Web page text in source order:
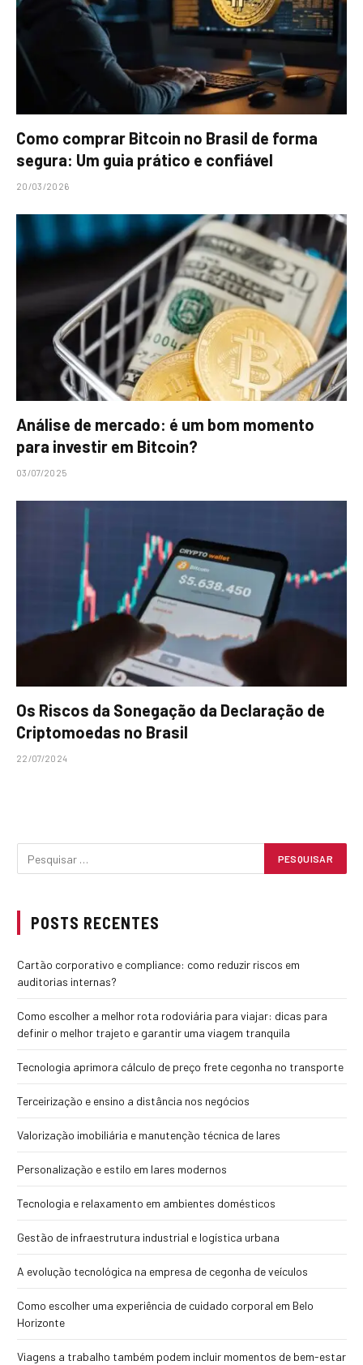
Como comprar Bitcoin no Brasil de forma
segura: Um guia prático e confiável
20/03/2026
Análise de mercado: é um bom momento
para investir em Bitcoin?
03/07/2025
Os Riscos da Sonegação da Declaração de
Criptomoedas no Brasil
22/07/2024
POSTS RECENTES
Cartão corporativo e compliance: como reduzir riscos em
auditorias internas?
Como escolher a melhor rota rodoviária para viajar: dicas para
definir o melhor trajeto e garantir uma viagem tranquila
Tecnologia aprimora cálculo de preço frete cegonha no transporte
Terceirização e ensino a distância nos negócios
Valorização imobiliária e manutenção técnica de lares
Personalização e estilo em lares modernos
Tecnologia e relaxamento em ambientes domésticos
Gestão de infraestrutura industrial e logística urbana
A evolução tecnológica na empresa de cegonha de veículos
Como escolher uma experiência de cuidado corporal em Belo
Horizonte
Viagens a trabalho também podem incluir momentos de bem-estar